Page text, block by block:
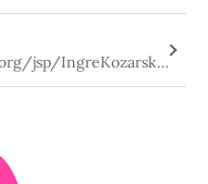
jsp/IngreKozarskaA